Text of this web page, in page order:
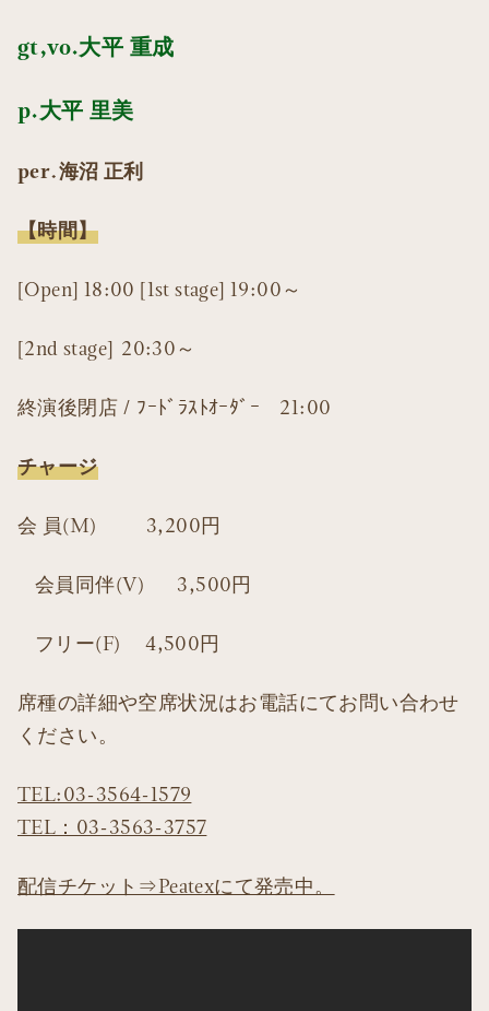
gt,vo.大平 重成
p.大平 里美
per.海沼 正利
【時間】
[Open] 18:00 [1st stage] 19:00～
[2nd stage] 20:30～
終演後閉店 / ﾌｰﾄﾞﾗｽﾄｵｰﾀﾞｰ 21:00
チャージ
会 員(M) 3,200円
会員同伴(V) 3,500円
フリー(F) 4,500円
席種の詳細や空席状況はお電話にてお問い合わせ
ください。
TEL:03-3564-1579
TEL：03-3563-3757
配信チケット⇒Peatexにて発売中。